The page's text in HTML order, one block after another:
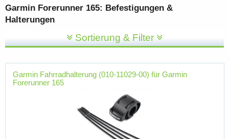
Garmin Forerunner 165: Befestigungen &
Halterungen
Sortierung & Filter
Garmin Fahrradhalterung (010-11029-00) für Garmin
Forerunner 165